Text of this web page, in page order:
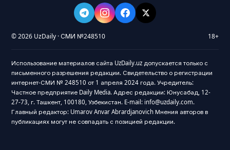
© 2026 UzDaily · СМИ №248510 18+
Использование материалов сайта UzDaily.uz допускается только с
письменного разрешения редакции. Свидетельство о регистрации
интернет-СМИ № 248510 от 1 апреля 2024 года. Учредитель:
Частное предприятие Daily Media. Адрес редакции: Юнусабад, 12-
27-73, г. Ташкент, 100180, Узбекистан. E-mail: info@uzdaily.com.
Главный редактор: Umarov Anvar Abrardjanovich Мнения авторов в
публикациях могут не совпадать с позицией редакции.